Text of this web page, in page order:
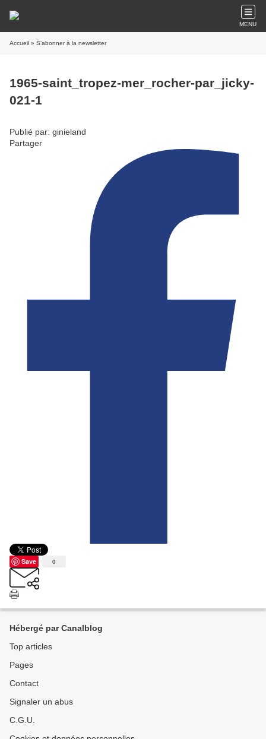
MENU
Accueil » S'abonner à la newsletter
1965-saint_tropez-mer_rocher-par_jicky-
021-1
Publié par: ginieland
Partager
0
Save
Hébergé par Canalblog
Top articles
Pages
Contact
Signaler un abus
C.G.U.